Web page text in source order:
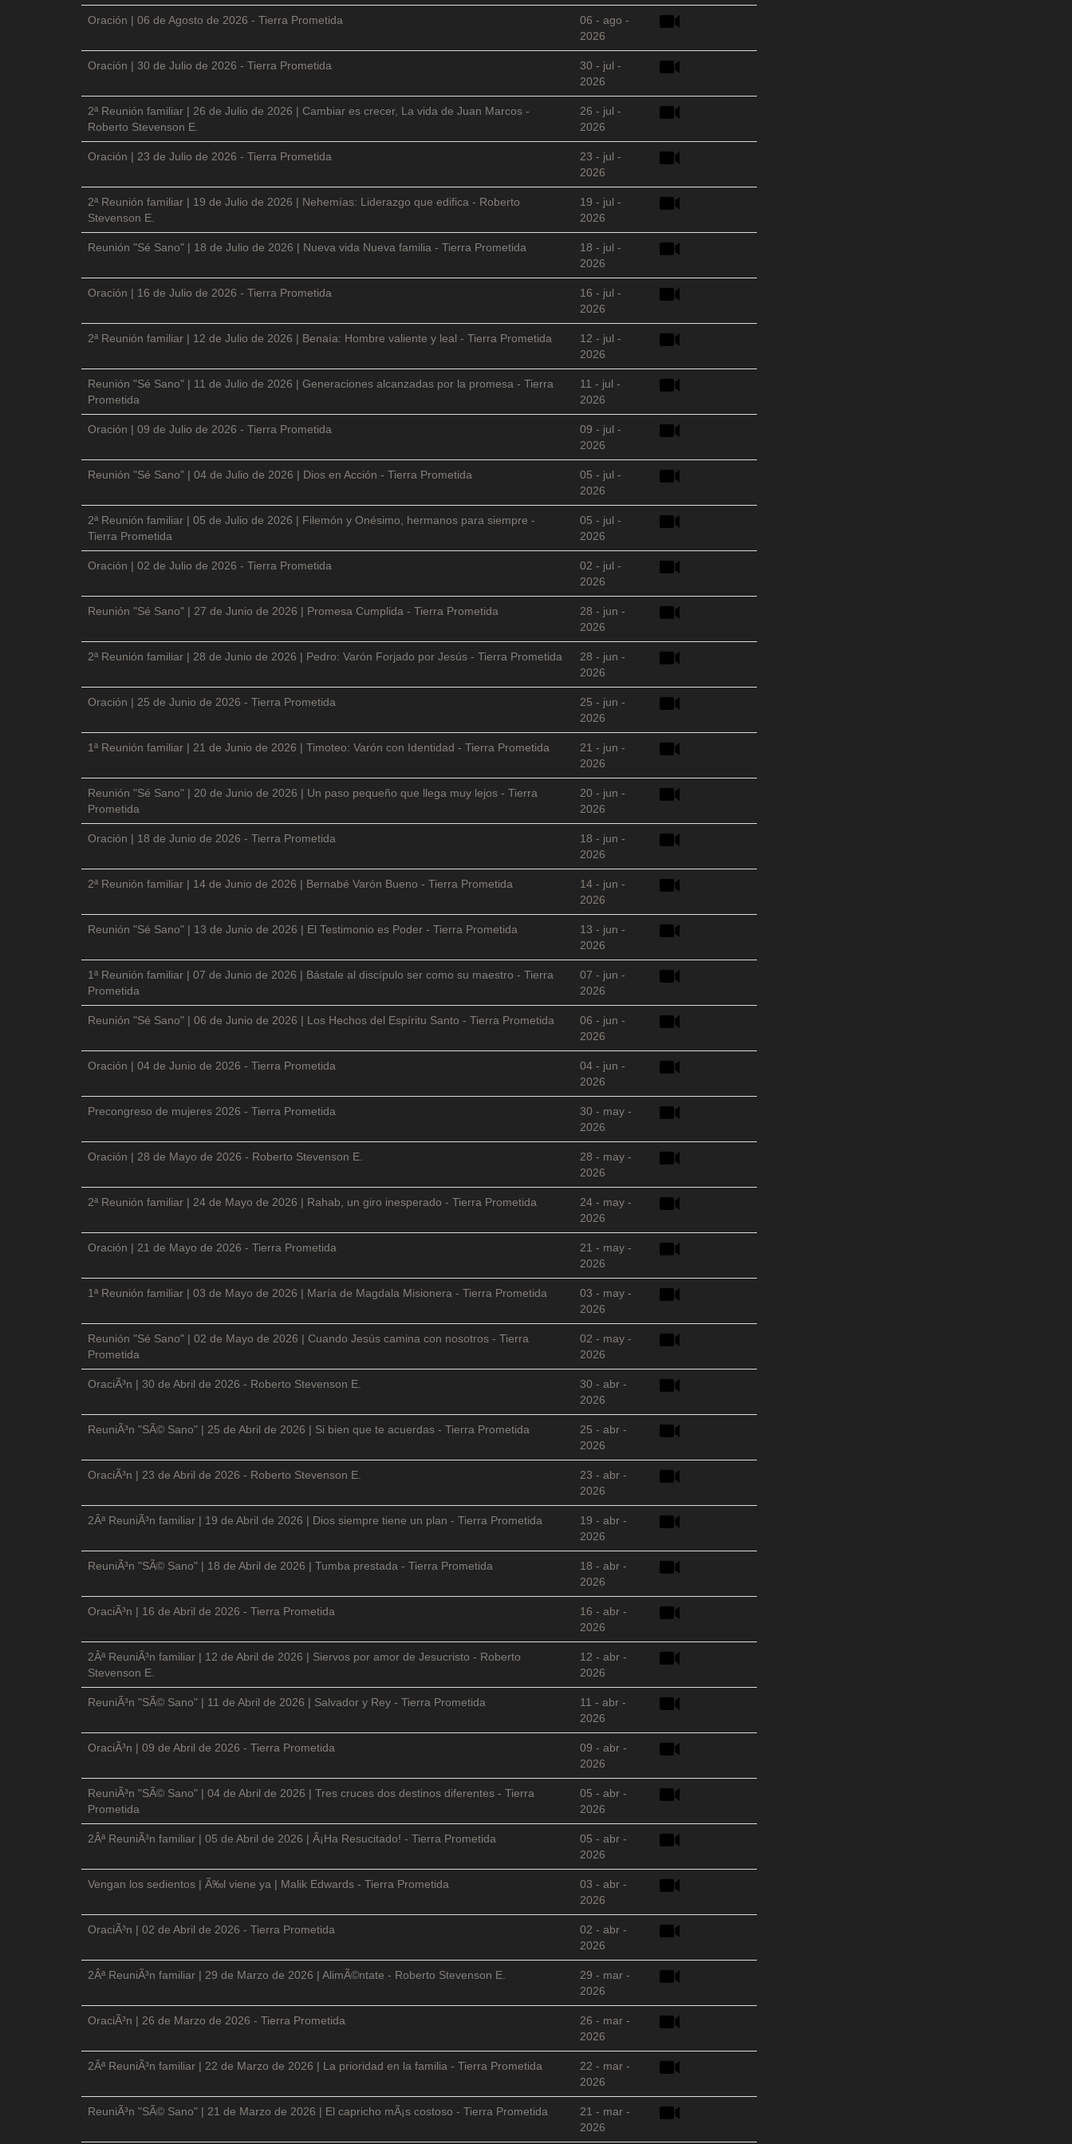
Oración | 06 de Agosto de 2026 - Tierra Prometida
06 - ago -
2026
Oración | 30 de Julio de 2026 - Tierra Prometida
30 - jul -
2026
2ª Reunión familiar | 26 de Julio de 2026 | Cambiar es crecer, La vida de Juan Marcos -
Roberto Stevenson E.
26 - jul -
2026
Oración | 23 de Julio de 2026 - Tierra Prometida
23 - jul -
2026
2ª Reunión familiar | 19 de Julio de 2026 | Nehemías: Liderazgo que edifica - Roberto
Stevenson E.
19 - jul -
2026
Reunión "Sé Sano" | 18 de Julio de 2026 | Nueva vida Nueva familia - Tierra Prometida
18 - jul -
2026
Oración | 16 de Julio de 2026 - Tierra Prometida
16 - jul -
2026
2ª Reunión familiar | 12 de Julio de 2026 | Benaía: Hombre valiente y leal - Tierra Prometida
12 - jul -
2026
Reunión "Sé Sano" | 11 de Julio de 2026 | Generaciones alcanzadas por la promesa - Tierra
Prometida
11 - jul -
2026
Oración | 09 de Julio de 2026 - Tierra Prometida
09 - jul -
2026
Reunión "Sé Sano" | 04 de Julio de 2026 | Dios en Acción - Tierra Prometida
05 - jul -
2026
2ª Reunión familiar | 05 de Julio de 2026 | Filemón y Onésimo, hermanos para siempre -
Tierra Prometida
05 - jul -
2026
Oración | 02 de Julio de 2026 - Tierra Prometida
02 - jul -
2026
Reunión "Sé Sano" | 27 de Junio de 2026 | Promesa Cumplida - Tierra Prometida
28 - jun -
2026
2ª Reunión familiar | 28 de Junio de 2026 | Pedro: Varón Forjado por Jesús - Tierra Prometida
28 - jun -
2026
Oración | 25 de Junio de 2026 - Tierra Prometida
25 - jun -
2026
1ª Reunión familiar | 21 de Junio de 2026 | Timoteo: Varón con Identidad - Tierra Prometida
21 - jun -
2026
Reunión "Sé Sano" | 20 de Junio de 2026 | Un paso pequeño que llega muy lejos - Tierra
Prometida
20 - jun -
2026
Oración | 18 de Junio de 2026 - Tierra Prometida
18 - jun -
2026
2ª Reunión familiar | 14 de Junio de 2026 | Bernabé Varón Bueno - Tierra Prometida
14 - jun -
2026
Reunión "Sé Sano" | 13 de Junio de 2026 | El Testimonio es Poder - Tierra Prometida
13 - jun -
2026
1ª Reunión familiar | 07 de Junio de 2026 | Bástale al discípulo ser como su maestro - Tierra
Prometida
07 - jun -
2026
Reunión "Sé Sano" | 06 de Junio de 2026 | Los Hechos del Espíritu Santo - Tierra Prometida
06 - jun -
2026
Oración | 04 de Junio de 2026 - Tierra Prometida
04 - jun -
2026
Precongreso de mujeres 2026 - Tierra Prometida
30 - may -
2026
Oración | 28 de Mayo de 2026 - Roberto Stevenson E.
28 - may -
2026
2ª Reunión familiar | 24 de Mayo de 2026 | Rahab, un giro inesperado - Tierra Prometida
24 - may -
2026
Oración | 21 de Mayo de 2026 - Tierra Prometida
21 - may -
2026
1ª Reunión familiar | 03 de Mayo de 2026 | María de Magdala Misionera - Tierra Prometida
03 - may -
2026
Reunión "Sé Sano" | 02 de Mayo de 2026 | Cuando Jesús camina con nosotros - Tierra
Prometida
02 - may -
2026
OraciÃ³n | 30 de Abril de 2026 - Roberto Stevenson E.
30 - abr -
2026
ReuniÃ³n "SÃ© Sano" | 25 de Abril de 2026 | Si bien que te acuerdas - Tierra Prometida
25 - abr -
2026
OraciÃ³n | 23 de Abril de 2026 - Roberto Stevenson E.
23 - abr -
2026
2Âª ReuniÃ³n familiar | 19 de Abril de 2026 | Dios siempre tiene un plan - Tierra Prometida
19 - abr -
2026
ReuniÃ³n "SÃ© Sano" | 18 de Abril de 2026 | Tumba prestada - Tierra Prometida
18 - abr -
2026
OraciÃ³n | 16 de Abril de 2026 - Tierra Prometida
16 - abr -
2026
2Âª ReuniÃ³n familiar | 12 de Abril de 2026 | Siervos por amor de Jesucristo - Roberto
Stevenson E.
12 - abr -
2026
ReuniÃ³n "SÃ© Sano" | 11 de Abril de 2026 | Salvador y Rey - Tierra Prometida
11 - abr -
2026
OraciÃ³n | 09 de Abril de 2026 - Tierra Prometida
09 - abr -
2026
ReuniÃ³n "SÃ© Sano" | 04 de Abril de 2026 | Tres cruces dos destinos diferentes - Tierra
Prometida
05 - abr -
2026
2Âª ReuniÃ³n familiar | 05 de Abril de 2026 | Â¡Ha Resucitado! - Tierra Prometida
05 - abr -
2026
Vengan los sedientos | Ã‰l viene ya | Malik Edwards - Tierra Prometida
03 - abr -
2026
OraciÃ³n | 02 de Abril de 2026 - Tierra Prometida
02 - abr -
2026
2Âª ReuniÃ³n familiar | 29 de Marzo de 2026 | AlimÃ©ntate - Roberto Stevenson E.
29 - mar -
2026
OraciÃ³n | 26 de Marzo de 2026 - Tierra Prometida
26 - mar -
2026
2Âª ReuniÃ³n familiar | 22 de Marzo de 2026 | La prioridad en la familia - Tierra Prometida
22 - mar -
2026
ReuniÃ³n "SÃ© Sano" | 21 de Marzo de 2026 | El capricho mÃ¡s costoso - Tierra Prometida
21 - mar -
2026